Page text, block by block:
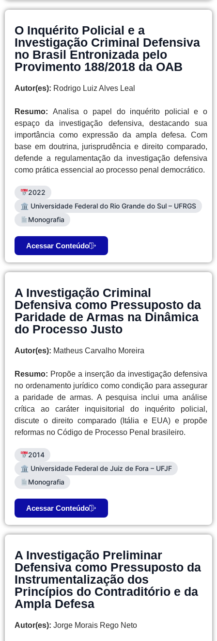
O Inquérito Policial e a
Investigação Criminal Defensiva
no Brasil Entronizada pelo
Provimento 188/2018 da OAB
Autor(es): Rodrigo Luiz Alves Leal
Resumo:
Analisa o papel do inquérito policial e o
espaço da investigação defensiva, destacando sua
importância como expressão da ampla defesa. Com
base em doutrina, jurisprudência e direito comparado,
defende a regulamentação da investigação defensiva
como prática essencial ao processo penal democrático.
2022
🏛 Universidade Federal do Rio Grande do Sul – UFRGS
Monografia
Acessar Conteúdo
A Investigação Criminal
Defensiva como Pressuposto da
Paridade de Armas na Dinâmica
do Processo Justo
Autor(es): Matheus Carvalho Moreira
Resumo: Propõe a inserção da investigação defensiva
no ordenamento jurídico como condição para assegurar
a paridade de armas. A pesquisa inclui uma análise
crítica ao caráter inquisitorial do inquérito policial,
discute o direito comparado (Itália e EUA) e propõe
reformas no Código de Processo Penal brasileiro.
2014
🏛 Universidade Federal de Juiz de Fora – UFJF
Monografia
Acessar Conteúdo
A Investigação Preliminar
Defensiva como Pressuposto da
Instrumentalização dos
Princípios do Contraditório e da
Ampla Defesa
Autor(es): Jorge Morais Rego Neto